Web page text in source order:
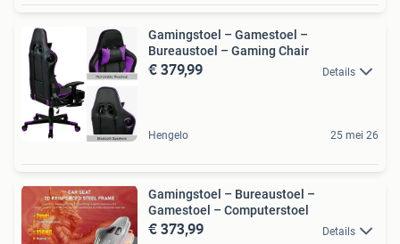
Gamingstoel – Gamestoel –
Bureaustoel – Gaming Chair
€ 379,99 Details
Hengelo 25 mei 26
Gamingstoel – Bureaustoel –
Gamestoel – Computerstoel
€ 373,99 Details